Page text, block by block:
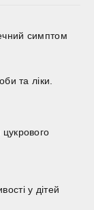
симптом
та ліки.
у дітей